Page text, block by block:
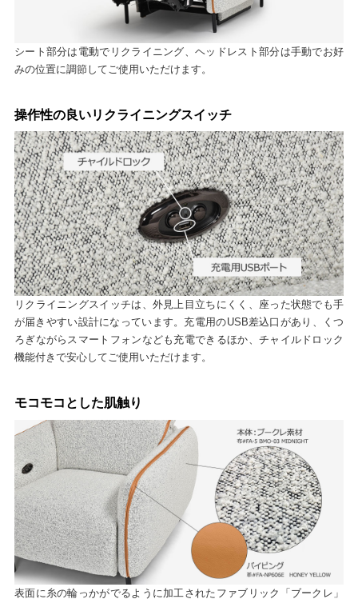
シート部分は電動でリクライニング、ヘッドレスト部分は手動でお好
みの位置に調節してご使用いただけます。
操作性の良いリクライニングスイッチ
リクライニングスイッチは、外見上目立ちにくく、座った状態でも手
が届きやすい設計になっています。充電用のUSB差込口があり、くつ
ろぎながらスマートフォンなども充電できるほか、チャイルドロック
機能付きで安心してご使用いただけます。
モコモコとした肌触り
表面に糸の輪っかがでるように加工されたファブリック「ブークレ」